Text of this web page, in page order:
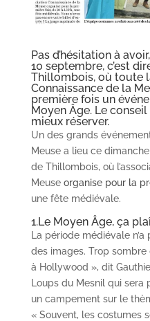
Pas d’hésitation à
10 septembre, c’est
Thillombois, où toute
Connaissance de la
première fois un
Moyen Âge. Le
mieux réserver.
Un des grands
Meuse a lieu ce
de Thillombois, où
Meuse organise pour la
une fête médiévale.
1.Le Moyen Âge, ça
La période médiévale
des images. Trop sombre
à Hollywood », dit
Loups du Mesnil qui
un campement sur le
« Souvent, les costumes